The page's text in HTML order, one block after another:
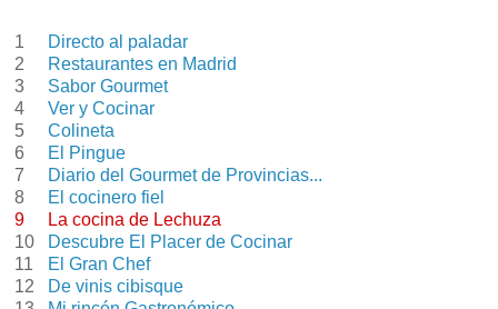
1
Directo al paladar
2
Restaurantes en Madrid
3
Sabor Gourmet
4
Ver y Cocinar
5
Colineta
6
El Pingue
7
Diario del Gourmet de Provincias...
8
El cocinero fiel
9
La cocina de Lechuza
10
Descubre El Placer de Cocinar
11
El Gran Chef
12
De vinis cibisque